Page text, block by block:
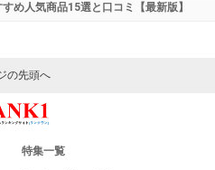
め人気商品15選と口コミ【最新版】
の先頭へ
特集一覧